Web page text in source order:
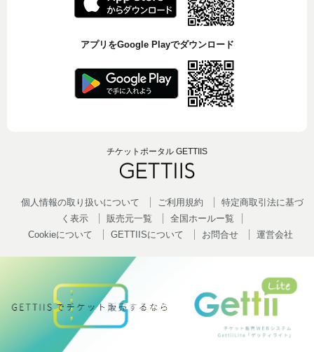
アプリをGoogle Playでダウンロード
チケットポータル GETTIIS
個人情報の取り扱いについて ご利用規約
特定商取引法に基づ
く表示
販売元一覧
全国ホールー覧
Cookieについて
GETTIISについて お問合せ 運営会社